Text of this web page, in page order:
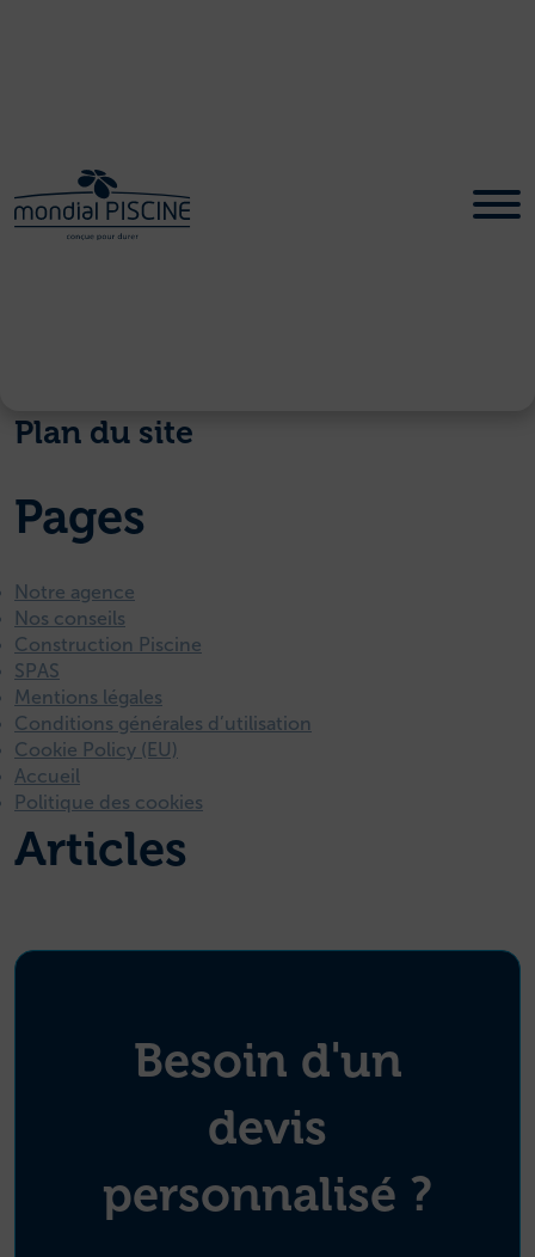
Plan du site
Pages
Notre agence
Nos conseils
Construction Piscine
SPAS
Mentions légales
Conditions générales d’utilisation
Cookie Policy (EU)
Accueil
Politique des cookies
Articles
Besoin d'un
devis
personnalisé ?